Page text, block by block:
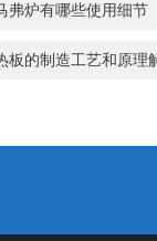
弗炉有哪些使用细节
板的制造工艺和原理